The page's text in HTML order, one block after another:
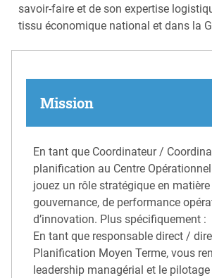
savoir-faire et de son expertise
tissu économique national et dans la
Mission
En tant que Coordinateur /
planification au Centre
jouez un rôle stratégique en matière
gouvernance, de performance
d’innovation. Plus spécifiquement :
En tant que responsable direct /
Planification Moyen Terme, vous
leadership managérial et le pilotage